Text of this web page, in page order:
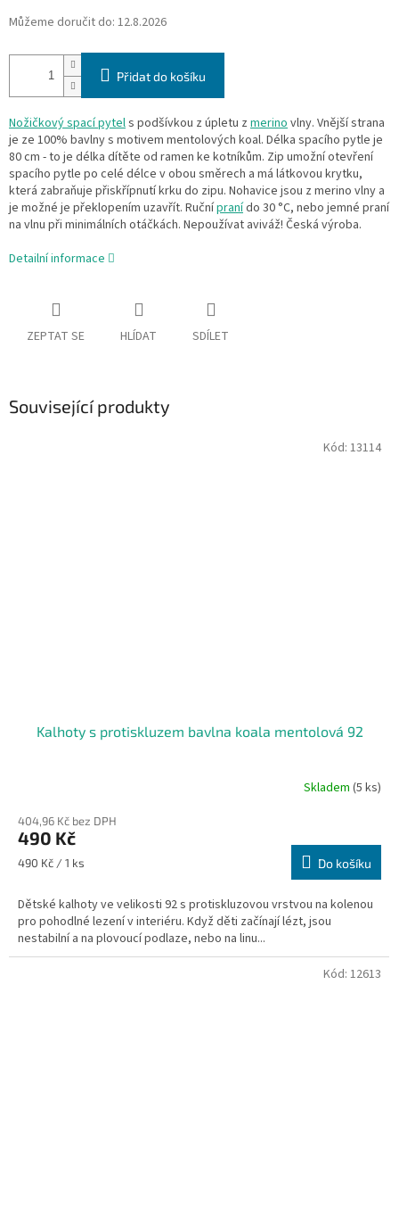
Můžeme doručit do: 12.8.2026
Přidat do košíku
Nožičkový spací pytels podšívkou z úpletu z merinovlny. Vnější strana
je ze 100% bavlny s motivem mentolových koal. Délka spacího pytle je
80 cm - to je délka dítěte od ramen ke kotníkům. Zip umožní otevření
spacího pytle po celé délce v obou směrech a má látkovou krytku,
která zabraňuje přiskřípnutí krku do zipu. Nohavice jsou z merino vlny a
je možné je překlopením uzavřít. Ručnípranído 30 °C, nebo jemné praní
na vlnu při minimálních otáčkách. Nepoužívat aviváž! Česká výroba.
Detailní informace
ZEPTAT SE HLÍDAT SDÍLET
Související produkty
Kalhoty s protiskluzem bavlna koala mentolová 92
Skladem (5 ks)
404,96 Kč bez DPH
490 Kč
Měrná
490 Kč / 1 ks Do košíku
Dětské kalhoty ve velikosti 92 s protiskluzovou vrstvou na kolenou
pro pohodlné lezení v interiéru. Když děti začínají lézt, jsou
nestabilní a na plovoucí podlaze, nebo na linu...
Kód: 13114
Kód: 12613